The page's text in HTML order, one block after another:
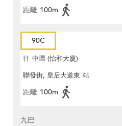
距離 100m
90C
往 中環 (怡和大廈)
聯發街, 皇后大道東 站
距離 100m
九巴